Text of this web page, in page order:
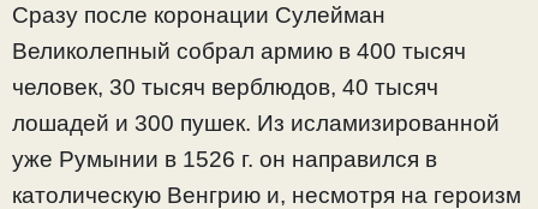
Сразу после коронации Сулейман
Великолепный собрал армию в 400 тысяч
человек, 30 тысяч верблюдов, 40 тысяч
лошадей и 300 пушек. Из исламизированной
уже Румынии в 1526 г. он направился в
католическую Венгрию и, несмотря на героизм